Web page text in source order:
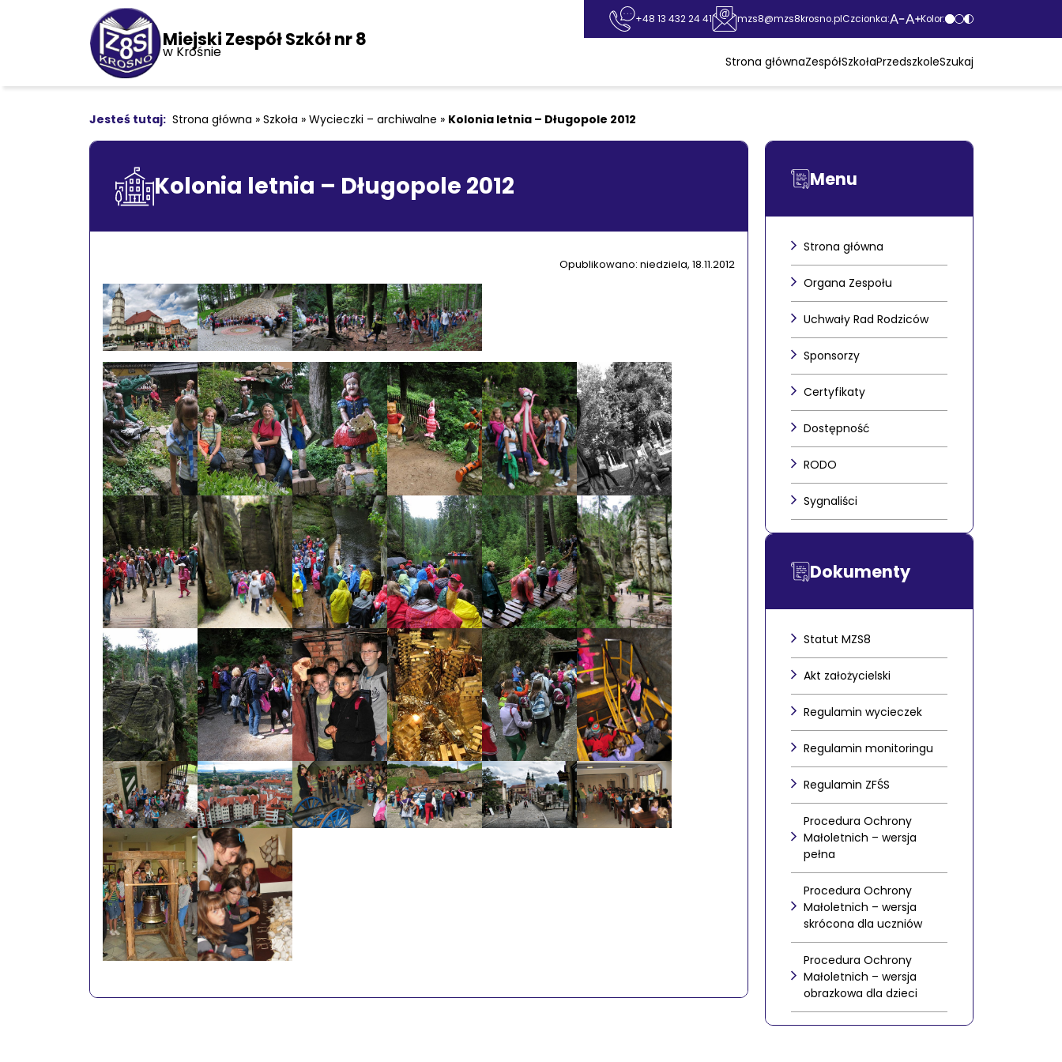
+48 13 432 24 41 mzs8@mzs8krosno.plCzcionka: Kolor:
Miejski Zespół Szkół nr 8
w Krośnie
Strona głównaZespółSzkołaPrzedszkoleSzukaj
Strona główna » Szkoła » Wycieczki – archiwalne » Kolonia letnia – Długopole 2012
Kolonia letnia – Długopole 2012
Opublikowano: niedziela, 18.11.2012
Menu
Strona główna
Organa Zespołu
Uchwały Rad Rodziców
Sponsorzy
Certyfikaty
Dostępność
RODO
Sygnaliści
Dokumenty
Statut MZS8
Akt założycielski
Regulamin wycieczek
Regulamin monitoringu
Regulamin ZFŚS
Procedura Ochrony
Małoletnich – wersja
pełna
Procedura Ochrony
Małoletnich – wersja
skrócona dla uczniów
Procedura Ochrony
Małoletnich – wersja
obrazkowa dla dzieci